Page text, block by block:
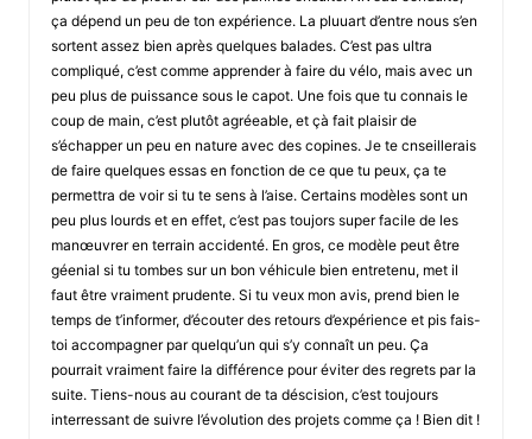
ça dépend un peu de ton expérience. La pluuart d’entre nous s’en
sortent assez bien après quelques balades. C’est pas ultra
compliqué, c’est comme apprender à faire du vélo, mais avec un
peu plus de puissance sous le capot. Une fois que tu connais le
coup de main, c’est plutôt agréeable, et çà fait plaisir de
s’échapper un peu en nature avec des copines. Je te cnseillerais
de faire quelques essas en fonction de ce que tu peux, ça te
permettra de voir si tu te sens à l’aise. Certains modèles sont un
peu plus lourds et en effet, c’est pas toujors super facile de les
manœuvrer en terrain accidenté. En gros, ce modèle peut être
géenial si tu tombes sur un bon véhicule bien entretenu, met il
faut être vraiment prudente. Si tu veux mon avis, prend bien le
temps de t’informer, d’écouter des retours d’expérience et pis fais-
toi accompagner par quelqu’un qui s’y connaît un peu. Ça
pourrait vraiment faire la différence pour éviter des regrets par la
suite. Tiens-nous au courant de ta déscision, c’est toujours
interressant de suivre l’évolution des projets comme ça ! Bien dit !